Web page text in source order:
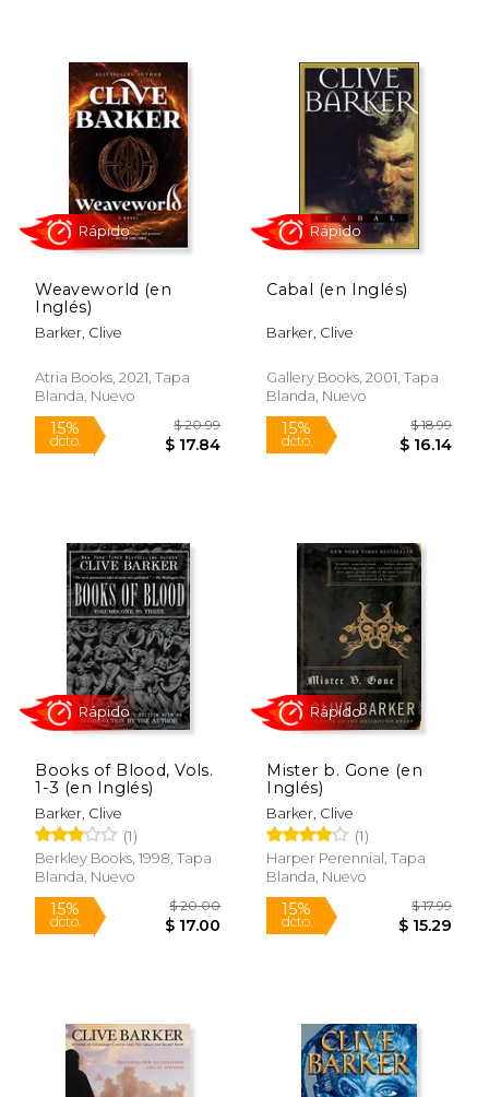
15% 15%
Weaveworld (en
Inglés)
Barker, Clive
Atria Books, 2021, Tapa
Blanda, Nuevo
15%
Rápido
Cabal (en Inglés)
Barker, Clive
Gallery Books, 2001, Tapa
Blanda, Nuevo
15%
Rápido
Books of Blood, Vols.
1-3 (en Inglés)
Barker, Clive
(1)
Berkley Books, 1998, Tapa
Blanda, Nuevo
Mister b. Gone (en
Inglés)
Barker, Clive
(1)
Harper Perennial, Tapa
Blanda, Nuevo